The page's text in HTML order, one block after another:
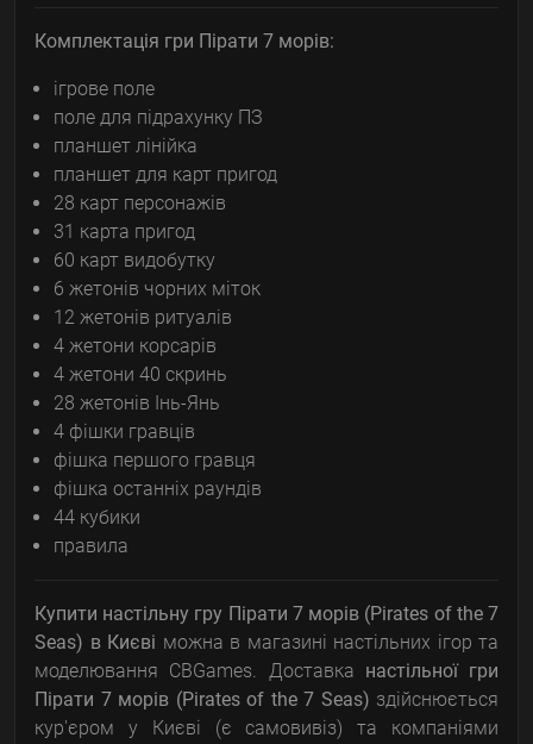
Комплектація гри Пірати 7 морів:
ігрове поле
поле для підрахунку ПЗ
планшет лінійка
планшет для карт пригод
28 карт персонажів
31 карта пригод
60 карт видобутку
6 жетонів чорних міток
12 жетонів ритуалів
4 жетони корсарів
4 жетони 40 скринь
28 жетонів Інь-Янь
4 фішки гравців
фішка першого гравця
фішка останніх раундів
44 кубики
правила
Купити настільну гру Пірати 7 морів (Pirates of the 7
Seas) в Києві можна в магазині настільних ігор та
моделювання CBGames. Доставка настільної гри
Пірати 7 морів (Pirates of the 7 Seas) здійснюється
кур'єром у Києві (є самовивіз) та компаніями